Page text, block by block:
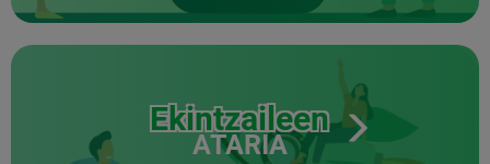
Ekintzaileen
ATARIA